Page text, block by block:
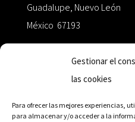
Gestionar el
las cookies
Para ofrecer las mejores experiencias,
para almacenar y/o acceder a la
Guadalupe, Nuevo León
México 67193
+52 811.499.5638